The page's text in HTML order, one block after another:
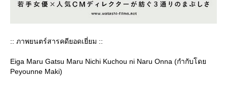
:: ภาพยนตร์สารคดียอดเยี่ยม ::
Eiga Maru Gatsu Maru Nichi Kuchou ni Naru Onna (กำกับโด
Peyounne Maki)